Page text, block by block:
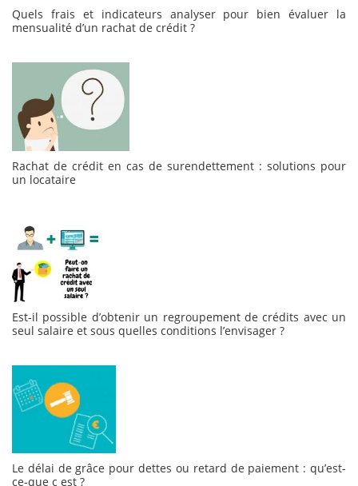
Quels frais et indicateurs analyser pour bien évaluer la
mensualité d’un rachat de crédit ?
Rachat de crédit en cas de surendettement : solutions pour
un locataire
Est-il possible d’obtenir un regroupement de crédits avec un
seul salaire et sous quelles conditions l’envisager ?
Le délai de grâce pour dettes ou retard de paiement : qu’est-
ce-que c est ?